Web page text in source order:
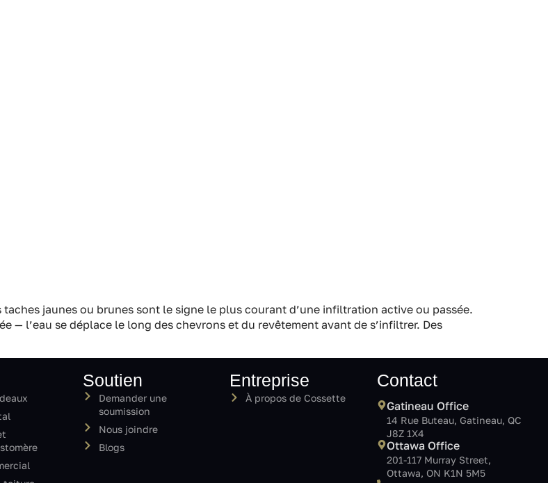
jaunes ou brunes sont le signe le plus courant d’une infiltration active ou passée.
— l’eau se déplace le long des chevrons et du revêtement avant de s’infiltrer. Des
Soutien
Demander une
soumission
Nous joindre
Blogs
Entreprise
À propos de Cossette
Contact
Gatineau Office
14 Rue Buteau, Gatineau, QC
J8Z 1X4
Ottawa Office
201-117 Murray Street,
Ottawa, ON K1N 5M5